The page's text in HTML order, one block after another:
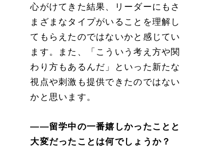
心がけてきた結果、リーダーにもさ
まざまなタイプがいることを理解し
てもらえたのではないかと感じてい
ます。また、「こういう考え方や関
わり方もあるんだ」といった新たな
視点や刺激も提供できたのではない
かと思います。
——留学中の一番嬉しかったことと
大変だったことは何でしょうか？